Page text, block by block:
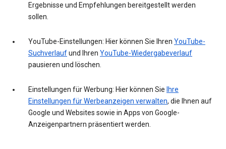
Ergebnisse und Empfehlungen bereitgestellt werden
sollen.
YouTube-Einstellungen: Hier können Sie Ihren YouTube-
Suchverlaufund Ihren YouTube-Wiedergabeverlauf
pausieren und löschen.
Einstellungen für Werbung: Hier können Sie Ihre
Einstellungen für Werbeanzeigen verwalten, die Ihnen auf
Google und Websites sowie in Apps von Google-
Anzeigenpartnern präsentiert werden.